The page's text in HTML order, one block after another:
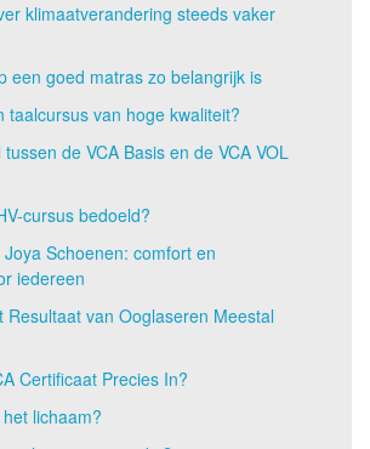
klimaatverandering steeds vaker
een goed matras zo belangrijk is
taalcursus van hoge kwaliteit?
de VCA Basis en de VCA VOL
cursus bedoeld?
Schoenen: comfort en
iedereen
Resultaat van Ooglaseren Meestal
Certificaat Precies In?
lichaam?